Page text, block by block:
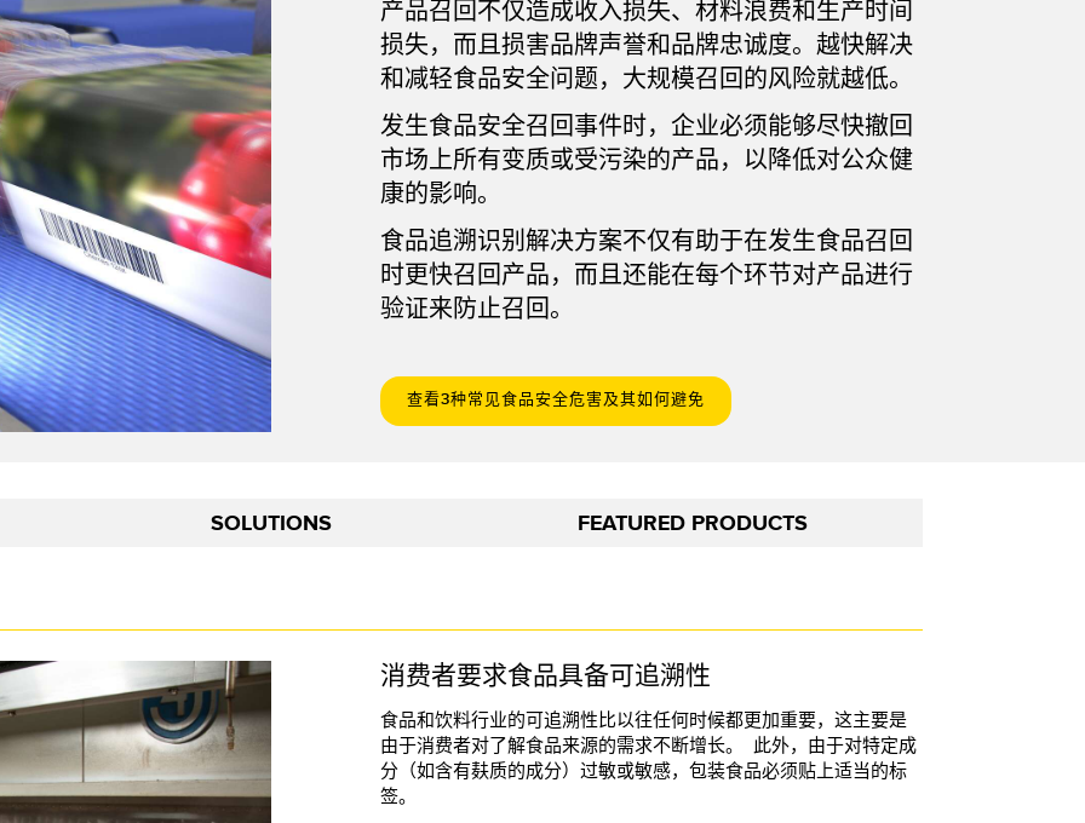
签传感器
色标、颜色和荧光传感器 拾取指示灯传感器
温度传感器
和宽光束传感器
状态监测传感器 无线状态监测传感器 振动传感器
邦纳测量传感器软件
技术
护与状态监控 预测性维护与状态监控
接
产品召回不仅造成收入损失、材料浪费和生产时间
损失，而且损害品牌声誉和品牌忠诚度。越快解决
和减轻食品安全问题，大规模召回的风险就越低。
发生食品安全召回事件时，企业必须能够尽快撤回
市场上所有变质或受污染的产品，以降低对公众健
康的影响。
食品追溯识别解决方案不仅有助于在发生食品召回
时更快召回产品，而且还能在每个环节对产品进行
验证来防止召回。
查看3种常见食品安全危害及其如何避免
SOLUTIONS FEATURED PRODUCTS
消费者要求食品具备可追溯性
食品和饮料行业的可追溯性比以往任何时候都更加重要，这主要是
由于消费者对了解食品来源的需求不断增长。 此外，由于对特定成
分（如含有麸质的成分）过敏或敏感，包装食品必须贴上适当的标
签。